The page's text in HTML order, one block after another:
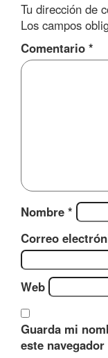
Tu dirección de
Los campos
Comentario *
Nombre *
Correo
Web
Guarda mi
este